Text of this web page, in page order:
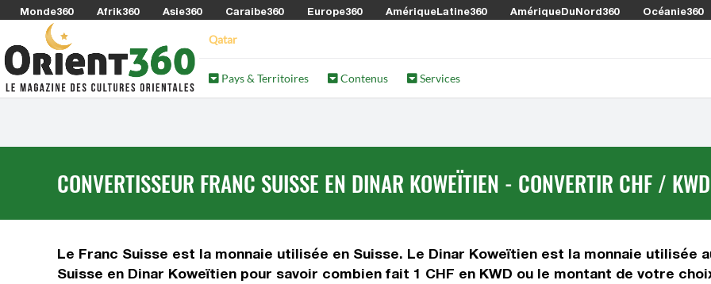
Monde360 Afrik360 Asie360 Caraibe360 Europe360 AmériqueLatine360 AmériqueDuNord360 Océanie360
Qatar
Pays & Territoires Contenus Services
CONVERTISSEUR FRANC SUISSE EN DINAR KOWEÏTIEN - CONVERTIR CHF / KWD
Le Franc Suisse est la monnaie utilisée en Suisse. Le Dinar Koweïtien est la monnaie utilisée
Suisse en Dinar Koweïtien pour savoir combien fait 1 CHF en KWD ou le montant de votre